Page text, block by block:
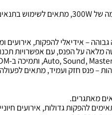
חזק ועמיד, מתאים לפעולה